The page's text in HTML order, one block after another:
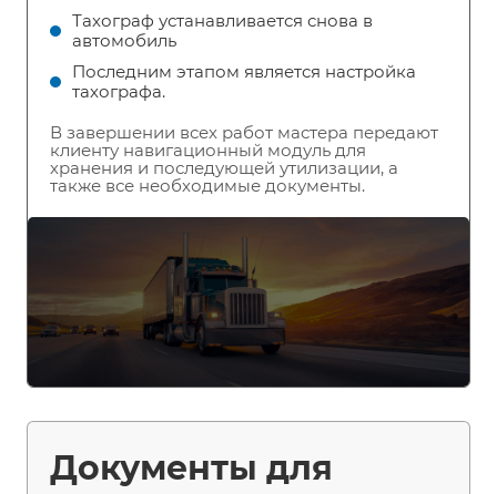
Тахограф устанавливается снова в
автомобиль
Последним этапом является настройка
тахографа.
В завершении всех работ мастера передают
клиенту навигационный модуль для
хранения и последующей утилизации, а
также все необходимые документы.
Документы для